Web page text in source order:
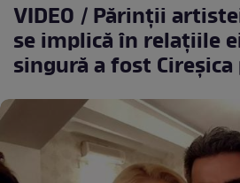
VIDEO / Părinții
se implică în relațiile
singură a fost Cireșica